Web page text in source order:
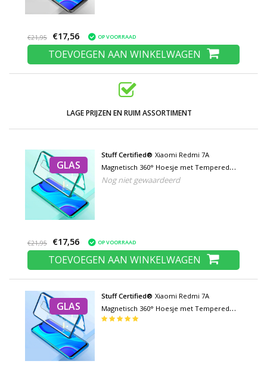
€21,95 €17,56 OP VOORRAAD
TOEVOEGEN AAN WINKELWAGEN
LAGE PRIJZEN EN RUIM ASSORTIMENT
GLAS
Stuff Certified® Xiaomi Redmi 7A
Magnetisch 360° Hoesje met Tempered
Glass - Full Body Cover Hoesje +
Nog niet gewaardeerd
€21,95 €17,56 OP VOORRAAD
TOEVOEGEN AAN WINKELWAGEN
GLAS
Stuff Certified® Xiaomi Redmi 7A
Magnetisch 360° Hoesje met Tempered
Glass - Full Body Cover Hoesje +